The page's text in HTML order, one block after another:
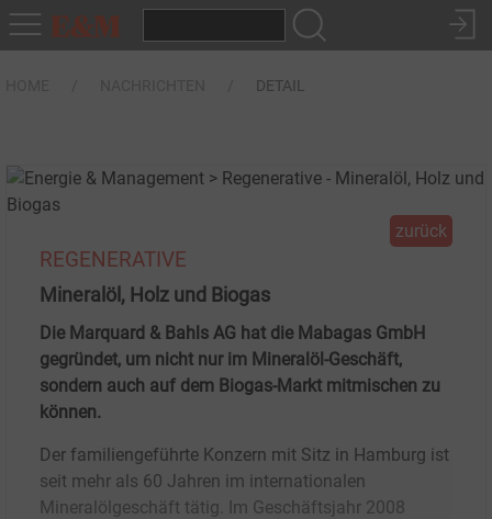
DETAIL
zurück
REGENERATIVE
Mineralöl, Holz und Biogas
Die Marquard & Bahls AG hat die Mabagas GmbH
gegründet, um nicht nur im Mineralöl-Geschäft,
sondern auch auf dem Biogas-Markt mitmischen zu
können.
Der familiengeführte Konzern mit Sitz in Hamburg ist
seit mehr als 60 Jahren im internationalen
Mineralölgeschäft tätig. Im Geschäftsjahr 2008